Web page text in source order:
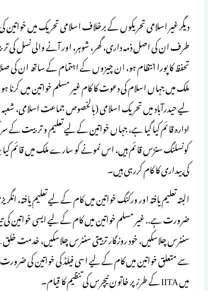
دیگر غیر اسلامی تحریکوں کے برخلاف اسلامی تحریک میں
طرف ان کی اصل ذمہ داری، گھر، شوہر، اور آنے والی نسل
تحفظ کا پورا انتظام ہو، ان چیزوں کے اہتمام کے ساتھ ان
ملک میں جہاں اسلام کی دعوت کا کام غیر مسلم خواتین میں کرنا
لیے حیدرآباد میں تحریک اسلامی (بالخصوص جماعت اسلامی،
ادارہ قائم کیا گیا ہے، جہاں خواتین کے لیے تعلیم و تربیت
کی بیداری کا کام کررہی ہیں۔
البتہ تعلیم یافتہ اور ورکنگ خواتین میں کام کے لیے تعلیم
ضرورت ہے.. غیر مسلم خواتین میں کام کے لیے ایسی خواتین
سنٹرس چلاسکیں، خود روزگار تربیتی سنٹرس چلاسکیں، خدمت
سے متعلق خواتین میں کام کے لیے اسی فیلڈ کی خواتین کی ضرورت
میں IITA کے طرز پر خاتون ٹیچرس کی تنظیم کا قیام۔